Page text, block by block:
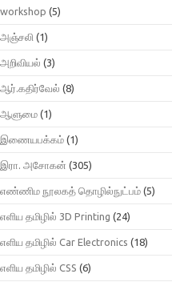
workshop (5)
அஞ்சலி (1)
அறிவியல் (3)
ஆர்.கதிர்வேல் (8)
ஆளுமை (1)
இணையபக்கம் (1)
இரா. அசோகன் (305)
எண்ணிம நூலகத் தொழில்நுட்பம் (5)
எளிய தமிழில் 3D Printing (24)
எளிய தமிழில் Car Electronics (18)
எளிய தமிழில் CSS (6)